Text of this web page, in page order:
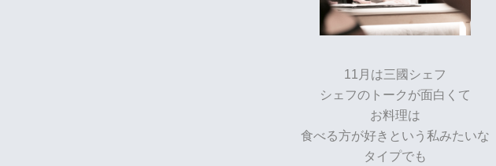
11月は三國シェフ
シェフのトークが面白くて
お料理は
食べる方が好きという私みたいな
タイプでも